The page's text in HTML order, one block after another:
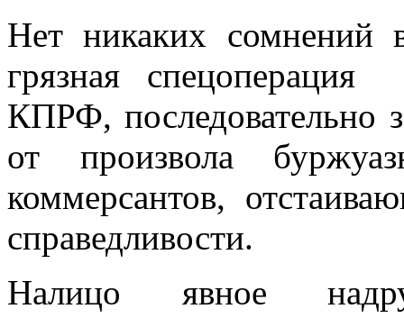
Нет никаких сомнений
грязная
КПРФ, последовательно
от произвола
коммерсантов,
справедливости.
Налицо явное